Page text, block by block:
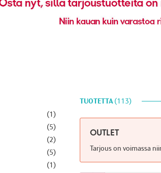
(1)
(5)
(2)
(5)
(1)
113
TUOTETTA
OUTLET
Tarjous on voimassa